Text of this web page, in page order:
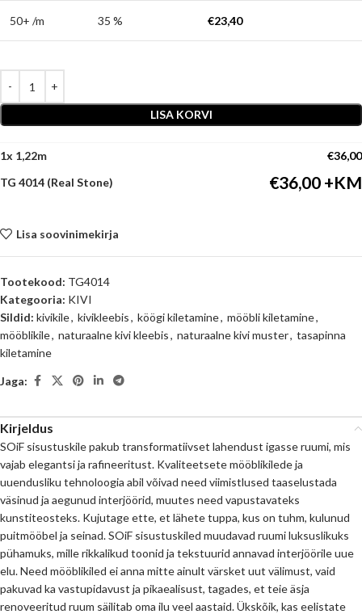
50+ /m 35 % €23,40
LISA KORVI
1x €36,00
TG 4014 (Real Stone)
€36,00
Lisa soovinimekirja
Tootekood: TG4014
Kategooria: KIVI
Sildid: kivikile, kivikleebis, köögi kiletamine, mööbli kiletamine,
mööblikile, naturaalne kivi kleebis, naturaalne kivi muster, tasapinna
kiletamine
Jaga:
Kirjeldus
SOiF sisustuskile pakub transformatiivset lahendust igasse ruumi, mis
vajab elegantsi ja rafineeritust. Kvaliteetsete mööblikilede ja
uuendusliku tehnoloogia abil võivad need viimistlused taaselustada
väsinud ja aegunud interjöörid, muutes need vapustavateks
kunstiteosteks. Kujutage ette, et lähete tuppa, kus on tuhm, kulunud
puitmööbel ja seinad. SOiF sisustuskiled muudavad ruumi luksuslikuks
pühamuks, mille rikkalikud toonid ja tekstuurid annavad interjöörile uue
elu. Need mööblikiled ei anna mitte ainult värsket uut välimust, vaid
pakuvad ka vastupidavust ja pikaealisust, tagades, et teie äsja
renoveeritud ruum säilitab oma ilu veel aastaid. Ükskõik, kas eelistate